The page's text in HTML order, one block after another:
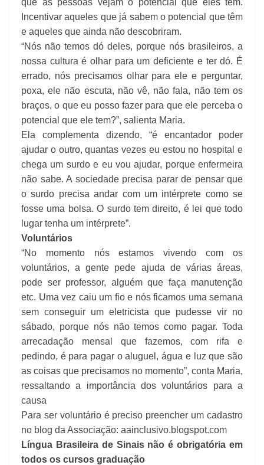
que as pessoas vejam o potencial que eles têm.
Incentivar aqueles que já sabem o potencial que têm
e aqueles que ainda não descobriram.
“Nós não temos dó deles, porque nós brasileiros, a
nossa cultura é olhar para um deficiente e ter dó. É
errado, nós precisamos olhar para ele e perguntar,
poxa, ele não escuta, não vê, não fala, não tem os
braços, o que eu posso fazer para que ele perceba o
potencial que ele tem?”, salienta Maria.
Ela complementa dizendo, “é encantador poder
ajudar o outro, quantas vezes eu estou no hospital e
chega um surdo e eu vou ajudar, porque enfermeira
não sabe. A sociedade precisa parar de pensar que
o surdo precisa andar com um intérprete como se
fosse uma bolsa. O surdo tem direito, é lei que todo
lugar tenha um intérprete”.
Voluntários
“No momento nós estamos vivendo com os
voluntários, a gente pede ajuda de várias áreas,
pode ser professor, alguém que faça manutenção
etc. Uma vez caiu um fio e nós ficamos uma semana
sem conseguir um eletricista que pudesse vir no
sábado, porque nós não temos como pagar. Toda
arrecadação mensal que fazemos, com rifa e
pedindo, é para pagar o aluguel, água e luz que são
as coisas que precisamos no momento”, conta Maria,
ressaltando a importância dos voluntários para a
causa
Para ser voluntário é preciso preencher um cadastro
no blog da Associação: aainclusivo.blogspot.com
Língua Brasileira de Sinais não é obrigatória em
todos os cursos graduação